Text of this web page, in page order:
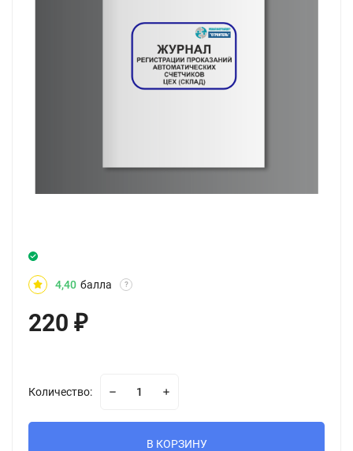
4,40 балла ?
220 ₽
Количество:
В КОРЗИНУ